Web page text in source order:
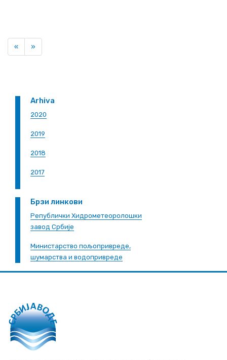
«Previous
»
Arhiva
2020
2019
2018
2017
Брзи линкови
Републички Хидрометеоролошки
завод Србије
Министарство пољопривреде,
шумарства и водопривреде